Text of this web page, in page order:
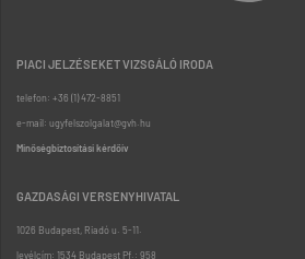
PIACI JELZÉSEKET VIZSGÁLÓ IRODA
telefon: +36 (1) 472-8851
e-mail: ugyfelszolgalat@gvh.hu
Minőségbiztosítási kérdőív
GAZDASÁGI VERSENYHIVATAL
1026 Budapest, Riadó u. 5-11.
levélcím: 1534 Budapest Pf.: 958